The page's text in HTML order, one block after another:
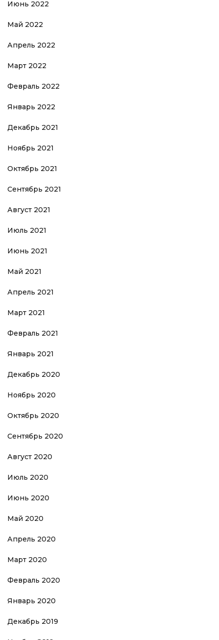
Июнь 2022
Май 2022
Апрель 2022
Март 2022
Февраль 2022
Январь 2022
Декабрь 2021
Ноябрь 2021
Октябрь 2021
Сентябрь 2021
Август 2021
Июль 2021
Июнь 2021
Май 2021
Апрель 2021
Март 2021
Февраль 2021
Январь 2021
Декабрь 2020
Ноябрь 2020
Октябрь 2020
Сентябрь 2020
Август 2020
Июль 2020
Июнь 2020
Май 2020
Апрель 2020
Март 2020
Февраль 2020
Январь 2020
Декабрь 2019